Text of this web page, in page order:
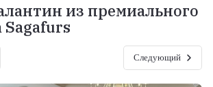
из премиального
Sagafurs
Следующий